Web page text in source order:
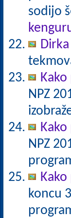
sodijo
NPZ
NPZ
koncu